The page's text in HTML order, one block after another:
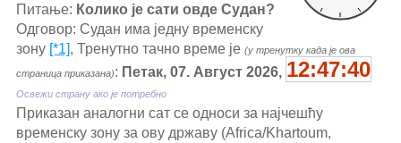
Питање: Колико је сати овде Судан?
Одговор: Судан има једну временску
зону [*1], Тренутно тачно време је (у тренутку када је ова
страница приказана): Петак, 07. Август 2026, 12:47:40
Освежи страну ако је потребно
Приказан аналогни сат се односи за најчешћу
временску зону за ову државу (Africa/Khartoum,